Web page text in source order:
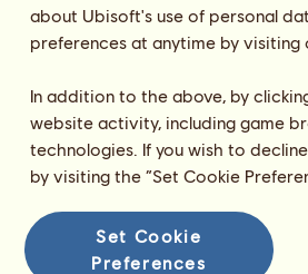
about Ubisoft's use of personal
preferences at anytime by
In addition to the above, by
website activity, including game
technologies. If you wish to
by visiting the “Set Cookie
Set Cookie
Preferences